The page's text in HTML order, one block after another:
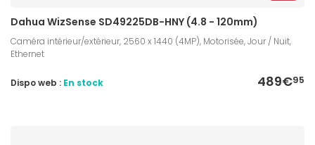
Dahua WizSense SD49225DB-HNY (4.8 - 120mm)
Caméra intérieur/extérieur, 2560 x 1440 (4MP), Motorisée, Jour / Nuit,
Ethernet
489€95
Dispo web : En stock